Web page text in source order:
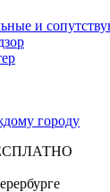
и
городу